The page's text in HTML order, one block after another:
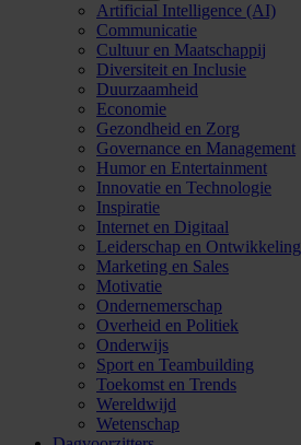
Artificial Intelligence (AI)
Communicatie
Cultuur en Maatschappij
Diversiteit en Inclusie
Duurzaamheid
Economie
Gezondheid en Zorg
Governance en Management
Humor en Entertainment
Innovatie en Technologie
Inspiratie
Internet en Digitaal
Leiderschap en Ontwikkeling
Marketing en Sales
Motivatie
Ondernemerschap
Overheid en Politiek
Onderwijs
Sport en Teambuilding
Toekomst en Trends
Wereldwijd
Wetenschap